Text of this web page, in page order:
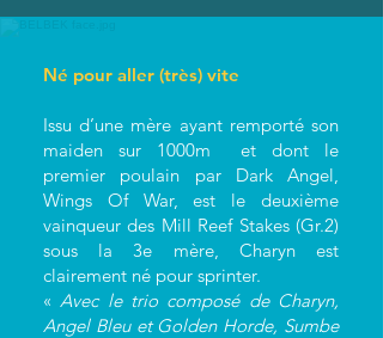
Né pour aller (très) vite
Issu d’une mère ayant remporté son
maiden sur 1000m et dont le
premier poulain par Dark Angel,
Wings Of War, est le deuxième
vainqueur des Mill Reef Stakes (Gr.2)
sous la 3e mère, Charyn est
clairement né pour sprinter.
«Avec le trio composé de Charyn,
Angel Bleu et Golden Horde, Sumbe